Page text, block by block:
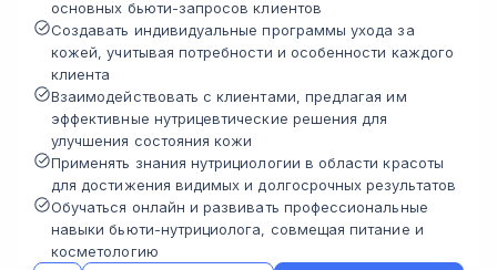
основных бьюти-запросов клиентов
Создавать индивидуальные программы ухода за
кожей, учитывая потребности и особенности каждого
клиента
Взаимодействовать с клиентами, предлагая им
эффективные нутрицевтические решения для
улучшения состояния кожи
Применять знания нутрициологии в области красоты
для достижения видимых и долгосрочных результатов
Обучаться онлайн и развивать профессиональные
навыки бьюти-нутрициолога, совмещая питание и
косметологию